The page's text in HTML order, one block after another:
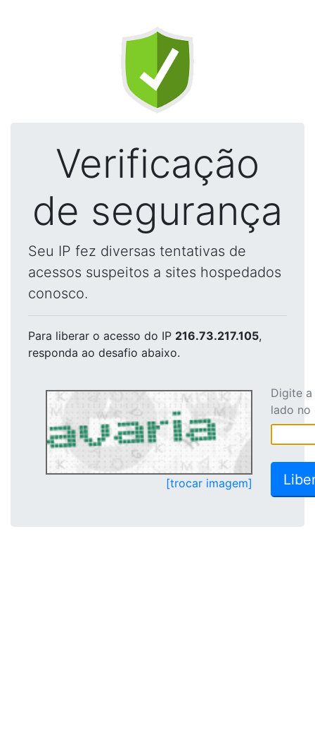
Verificação
de segurança
Seu IP fez diversas tentativas de
acessos suspeitos a sites hospedados
conosco.
Para liberar o acesso do IP 216.73.217.105,
responda ao desafio abaixo.
[trocar imagem]
Digite
lado no